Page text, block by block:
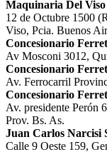
Maquinaria Del Viso
12 de Octubre 1500
Viso, Pcia. Buenos
Concesionario
Av Mosconi 3012,
Concesionario
Av. Ferrocarril
Concesionario
Av. presidente Perón
Prov. Bs. As.
Juan Carlos Narcisi
Calle 9 Oeste 159,